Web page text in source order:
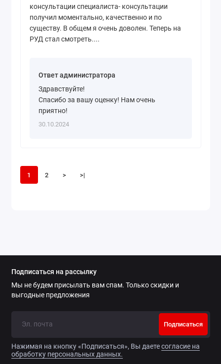
консультации специалиста- консультации
получил моментально, качественно и по
существу. В общем я очень доволен. Теперь на
РУД стал смотреть....
Ответ администратора
Здравствуйте!
Спасибо за вашу оценку! Нам очень
приятно!
30.10.2024
1 2 > >|
Подписаться на рассылку
Мы не будем присылать вам спам. Только скидки и
выгодные предложения
Подписаться
Нажимая на кнопку «Подписаться», Вы даетесогласие на
обработку персональных данных.